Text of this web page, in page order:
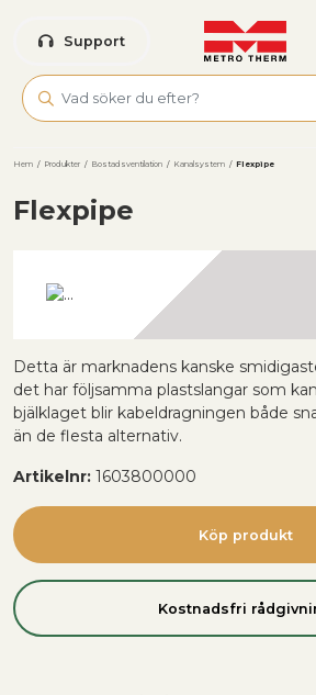
Support
Hem / Produkter / Bostadsventilation / Kanalsystem / Flexpipe
Flexpipe
Detta är marknadens kanske
det har följsamma plastslangar som
bjälklaget blir kabeldragningen både
än de flesta alternativ.
Artikelnr: 1603800000
Köp produkt
Kostnadsfri